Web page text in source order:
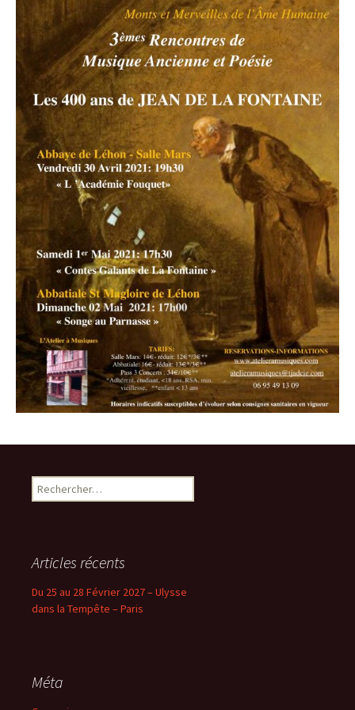
Rechercher :
Articles récents
Du 25 au 28 Février 2027 – Ulysse
dans la Tempête – Paris
Méta